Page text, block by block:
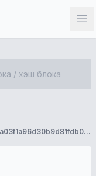
a8f9e9d5816a821b129929e27497a0e7deceba03f1a96d30b9d81fdb0beb5f41